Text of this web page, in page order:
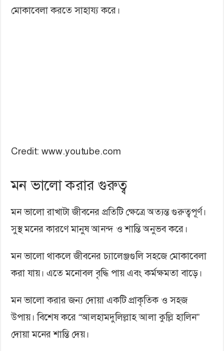
মোকাবেলা করতে সাহায্য করে।
Credit: www.youtube.com
মন ভালো করার গুরুত্ব
মন ভালো রাখাটা জীবনের প্রতিটি ক্ষেত্রে অত্যন্ত গুরুত্বপূর্ণ।
সুস্থ মনের কারণে মানুষ আনন্দ ও শান্তি অনুভব করে।
মন ভালো থাকলে জীবনের চ্যালেঞ্জগুলি সহজে মোকাবেলা
করা যায়। এতে মনোবল বৃদ্ধি পায় এবং কর্মক্ষমতা বাড়ে।
মন ভালো করার জন্য দোয়া একটি প্রাকৃতিক ও সহজ
উপায়। বিশেষ করে “আলহামদুলিল্লাহ আলা কুল্লি হালিন”
দোয়া মনের শান্তি দেয়।